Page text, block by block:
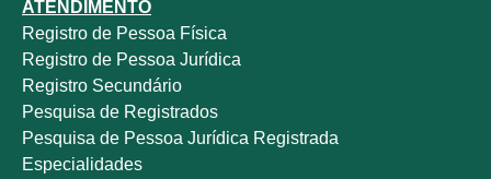
ATENDIMENTO
Registro de Pessoa Física
Registro de Pessoa Jurídica
Registro Secundário
Pesquisa de Registrados
Pesquisa de Pessoa Jurídica Registrada
Especialidades